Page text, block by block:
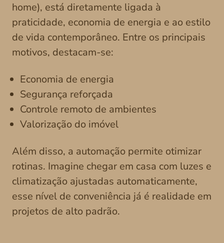
home), está diretamente ligada à
praticidade, economia de energia e ao estilo
de vida contemporâneo. Entre os principais
motivos, destacam-se:
Economia de energia
Segurança reforçada
Controle remoto de ambientes
Valorização do imóvel
Além disso, a automação permite otimizar
rotinas. Imagine chegar em casa com luzes e
climatização ajustadas automaticamente,
esse nível de conveniência já é realidade em
projetos de alto padrão.